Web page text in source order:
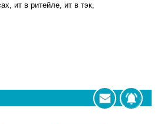
, ит в ритейле, ит в тэк,